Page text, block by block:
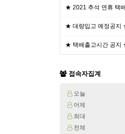
★ 2021 추석 연휴 택
★ 대량입고 예정공지
★ 택배출고시간 공지
접속자집계
오늘
어제
최대
전체